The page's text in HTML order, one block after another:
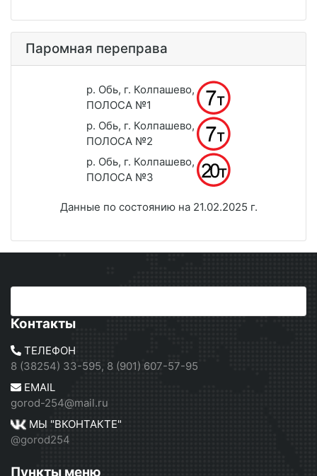
Паромная переправа
р. Обь, г. Колпашево,
ПОЛОСА №1
р. Обь, г. Колпашево,
ПОЛОСА №2
р. Обь, г. Колпашево,
ПОЛОСА №3
Данные по состоянию на 21.02.2025 г.
Контакты
ТЕЛЕФОН
8 (38254) 33-595, 8 (901) 607-57-95
EMAIL
gorod-254@mail.ru
МЫ "ВКОНТАКТЕ"
@gorod254
Пункты меню